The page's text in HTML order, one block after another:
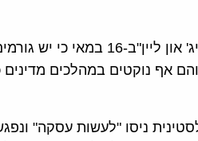
פדווא ברגותי, רעייתו של מרוואן, האשימה בראיון לאתר "אלח'ליג'
אף נוקטים במהלכים מדינים
ניסו "לעשות עסקה"